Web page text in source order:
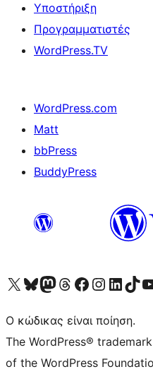
Υποστήριξη
Προγραμματιστές
WordPress.TV
WordPress.com
Matt
bbPress
BuddyPress
Visit our X (formerly Twitter) account
Visit our Bluesky account
Επισκεφθείτε τον λογαριασμό μας στο Mastodon
Visit our Threads account
Επισκεφτείτε τη σελίδα μας στο Facebook
Επισκεφθείτε τον λογαριασμό
Επισκεφθείτε τονVisit our
Ο κώδικας είναι ποίηση.
The WordPress®
of the WordPress